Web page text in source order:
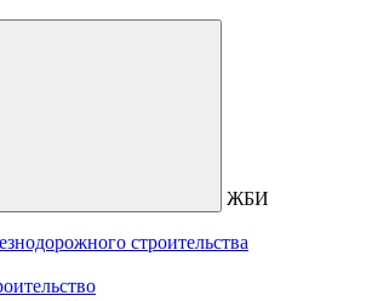
ЖБИ
строительства